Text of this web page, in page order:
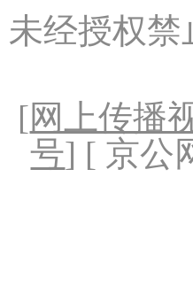
未经授权
[网上传播
号] [ 京公